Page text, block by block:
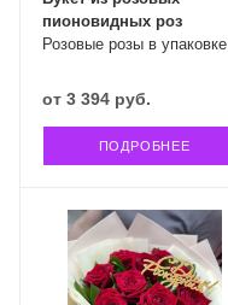
Розовые розы в упаковке
пионовидных роз
от 3 394 руб.
ПОДРОБНЕЕ